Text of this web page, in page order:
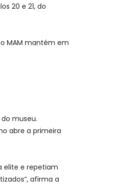
20 e 21, do
MAM mantém em
museu.
abre a primeira
elite e repetiam
afirma a